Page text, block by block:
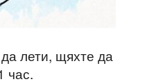
лети, щяхте да
час.